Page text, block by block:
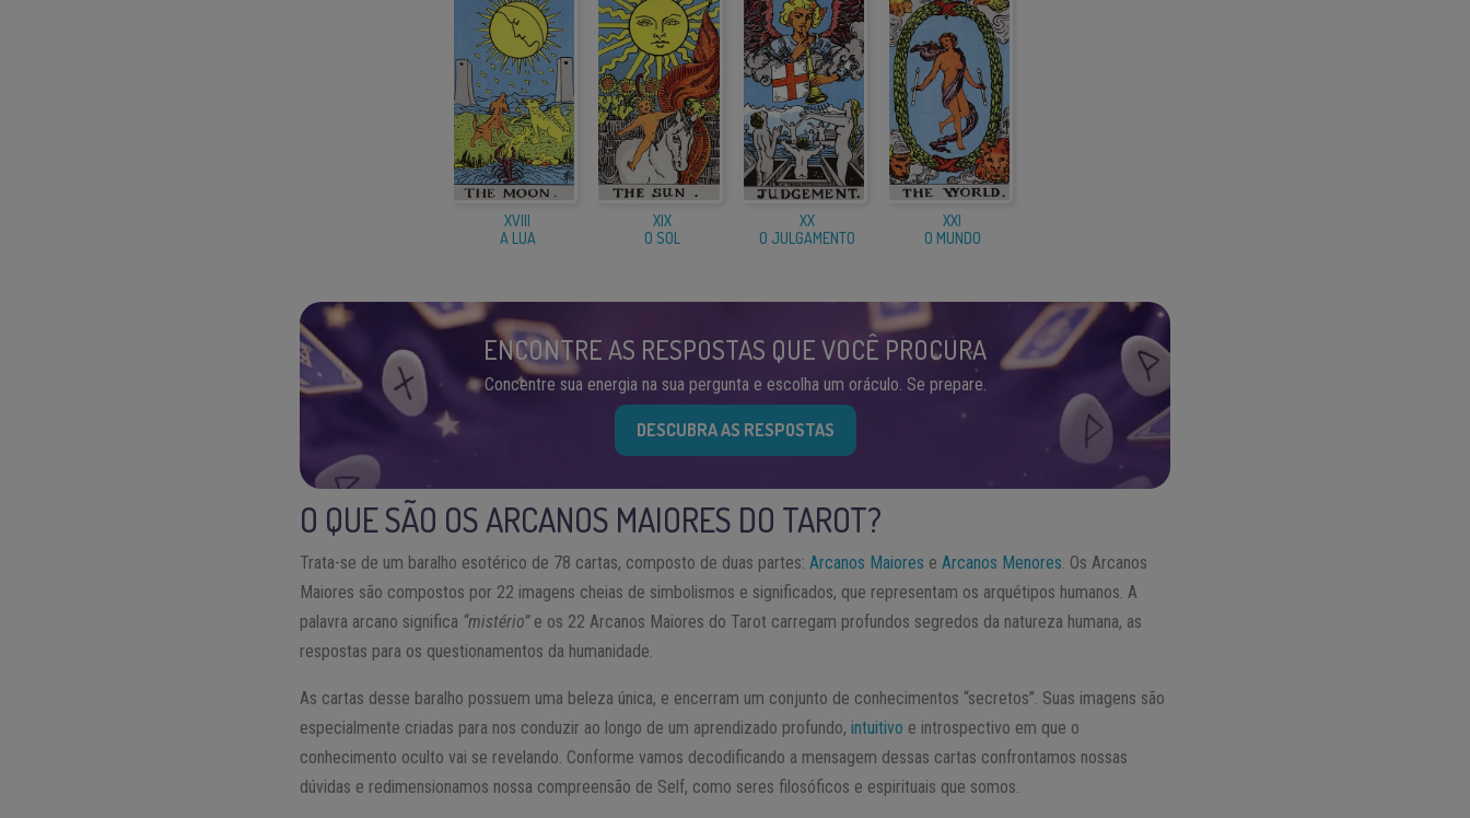
XVIII
A LUA
XIX
O SOL
XX
O JULGAMENTO
XXI
O MUNDO
ENCONTRE AS RESPOSTAS QUE VOCÊ PROCURA
Concentre sua energia na sua pergunta e escolha um oráculo. Se prepare.
DESCUBRA AS RESPOSTAS
O QUE SÃO OS ARCANOS MAIORES DO TAROT?
Trata-se de um baralho esotérico de 78 cartas, composto de duas partes:Arcanos Maiores eArcanos Menores . Os Arcanos
Maiores são compostos por 22 imagens cheias de simbolismos e significados, que representam os arquétipos humanos. A
palavra arcano significa “mistério”e os 22 Arcanos Maiores do Tarot carregam profundos segredos da natureza humana, as
respostas para os questionamentos da humanidade.
As cartas desse baralho possuem uma beleza única, e encerram um conjunto de conhecimentos “secretos”. Suas imagens são
especialmente criadas para nos conduzir ao longo de um aprendizado profundo,intuitivo e introspectivo em que o
conhecimento oculto vai se revelando. Conforme vamos decodificando a mensagem dessas cartas confrontamos nossas
dúvidas e redimensionamos nossa compreensão de Self, como seres filosóficos e espirituais que somos.